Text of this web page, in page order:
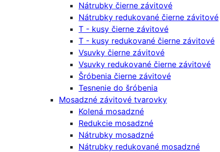
Nátrubky čierne závitové
Nátrubky redukované čierne závitové
T - kusy čierne závitové
T - kusy redukované čierne závitové
Vsuvky čierne závitové
Vsuvky redukované čierne závitové
Šróbenia čierne závitové
Tesnenie do šróbenia
Mosadzné závitové tvarovky
Kolená mosadzné
Redukcie mosadzné
Nátrubky mosadzné
Nátrubky redukované mosadzné